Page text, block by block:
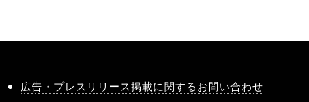
広告・プレスリリース掲載に関するお問い合わせ